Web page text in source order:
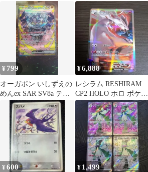
10連番
イ ポケカパック 最
安値
¥ 799
オーガポン いしずえの
めんex SAR SV8a テラ
スタルフェスex 216…
¥6,888
レシラム RESHIRAM
CP2 HOLO ホロ ポケモ
ンカード
¥600 ¥ 1,499